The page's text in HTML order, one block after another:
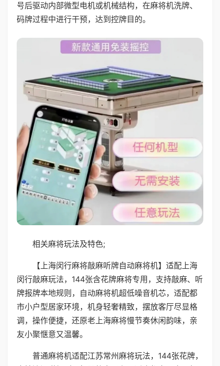
号后驱动内部微型电机或机械结构，在麻将机洗牌、
码牌过程中进行干预，达到控牌目的。
相关麻将玩法及特色;
【上海闵行麻将敲麻听牌自动麻将机】适配上海
闵行敲麻玩法，144张含花牌麻将专用，支持敲麻、听
牌报牌本地规则，自动麻将机超低噪音机芯，适配都
市小户型居家环境，机身轻奢精致，摆放客厅尽显格
调，操作便捷，还原老上海麻将慢节奏休闲韵味，亲
友小聚惬意又温馨。
普通麻将机适配江苏常州麻将玩法，144张花牌，